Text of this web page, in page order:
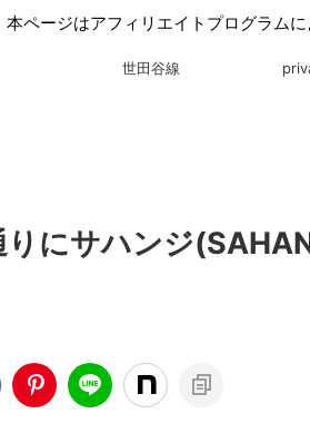
本ページはアフィリエイトプログラム
世田谷線
りにサハンジ